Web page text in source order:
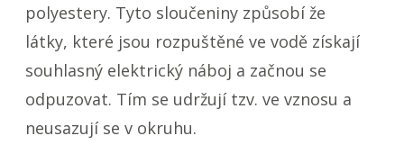
polyestery. Tyto sloučeniny způsobí že
látky, které jsou rozpuštěné ve vodě získají
souhlasný elektrický náboj a začnou se
odpuzovat. Tím se udržují tzv. ve vznosu a
neusazují se v okruhu.